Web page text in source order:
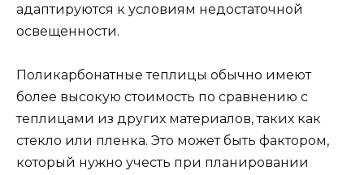
адаптируются к условиям недостаточной
освещенности.
Поликарбонатные теплицы обычно имеют
более высокую стоимость по сравнению с
теплицами из других материалов, таких как
стекло или пленка. Это может быть фактором,
который нужно учесть при планировании